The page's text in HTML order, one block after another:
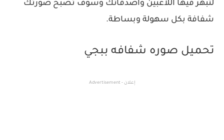
لتبهر فيها اللاعبين واصدقائك وسوف تصبح صورتك
شفافة بكل سهولة وبساطة.
تحميل صوره شفافه ببجي
إعلان - Advertisement